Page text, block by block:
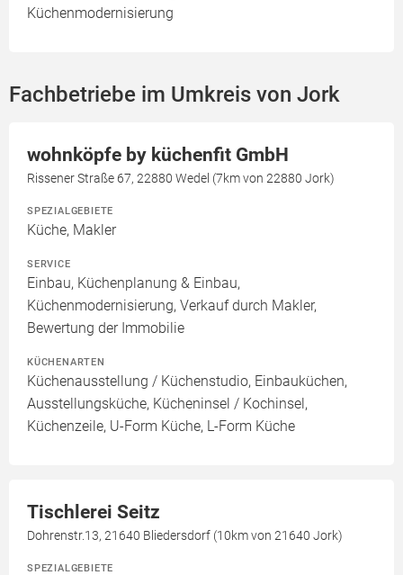
Küchenmodernisierung
Fachbetriebe im Umkreis von Jork
wohnköpfe by küchenfit GmbH
Rissener Straße 67, 22880 Wedel (7km von 22880 Jork)
SPEZIALGEBIETE
Küche, Makler
SERVICE
Einbau, Küchenplanung & Einbau,
Küchenmodernisierung, Verkauf durch Makler,
Bewertung der Immobilie
KÜCHENARTEN
Küchenausstellung / Küchenstudio, Einbauküchen,
Ausstellungsküche, Kücheninsel / Kochinsel,
Küchenzeile, U-Form Küche, L-Form Küche
Tischlerei Seitz
Dohrenstr.13, 21640 Bliedersdorf (10km von 21640 Jork)
SPEZIALGEBIETE